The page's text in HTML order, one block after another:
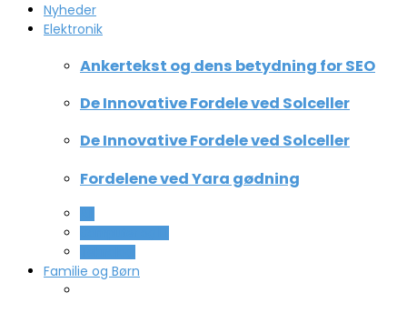
Nyheder
Elektronik
Ankertekst og dens betydning for SEO
De Innovative Fordele ved Solceller
De Innovative Fordele ved Solceller
Fordelene ved Yara gødning
Familie og Børn